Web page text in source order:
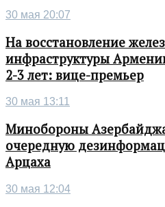
30 мая 20:07
На восстановление
инфраструктуры
2-3 лет: вице-премьер
30 мая 13:11
Минобороны
очередную
Арцаха
30 мая 12:04